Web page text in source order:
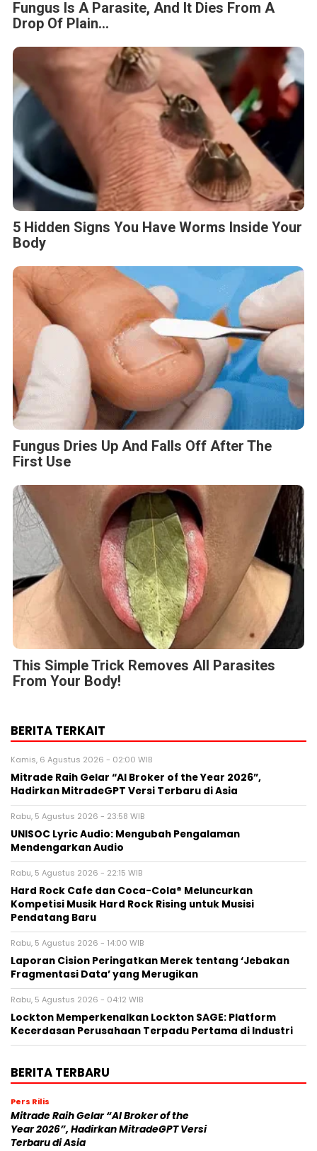
Fungus Is A Parasite, And It Dies From A
Drop Of Plain...
5 Hidden Signs You Have Worms Inside Your
Body
Fungus Dries Up And Falls Off After The
First Use
This Simple Trick Removes All Parasites
From Your Body!
BERITA TERKAIT
Kamis, 6 Agustus 2026 - 02:00 WIB
Mitrade Raih Gelar “AI Broker of the Year 2026”,
Hadirkan MitradeGPT Versi Terbaru di Asia
Rabu, 5 Agustus 2026 - 23:58 WIB
UNISOC Lyric Audio: Mengubah Pengalaman
Mendengarkan Audio
Rabu, 5 Agustus 2026 - 22:15 WIB
Hard Rock Cafe dan Coca-Cola® Meluncurkan
Kompetisi Musik Hard Rock Rising untuk Musisi
Pendatang Baru
Rabu, 5 Agustus 2026 - 14:00 WIB
Laporan Cision Peringatkan Merek tentang ‘Jebakan
Fragmentasi Data’ yang Merugikan
Rabu, 5 Agustus 2026 - 04:12 WIB
Lockton Memperkenalkan Lockton SAGE: Platform
Kecerdasan Perusahaan Terpadu Pertama di Industri
BERITA TERBARU
Pers Rilis
Mitrade Raih Gelar “AI Broker of the
Year 2026”, Hadirkan MitradeGPT Versi
Terbaru di Asia